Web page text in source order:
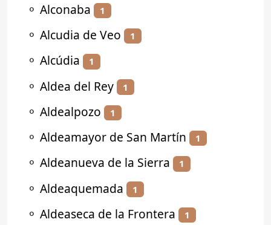
⚬ Alconaba 1
⚬ Alcudia de Veo 1
⚬ Alcúdia 1
⚬ Aldea del Rey 1
⚬ Aldealpozo 1
⚬ Aldeamayor de San Martín 1
⚬ Aldeanueva de la Sierra 1
⚬ Aldeaquemada 1
⚬ Aldeaseca de la Frontera 1